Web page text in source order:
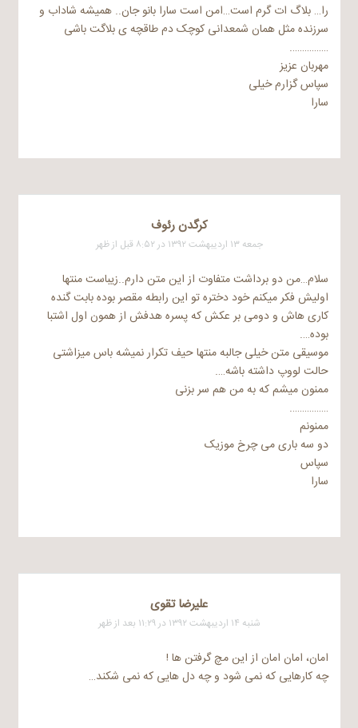
را… بلاگ ات گرم است…امن است سارا بانو جان.. همیشه شاداب و
سرزنده مثل همان شمعدانی کوچک دم طاقچه ی بلاگت باشی
…………….
مهربان عزیز
سپاس گزارم خیلی
سارا
کرگدن رئوف
جمعه ۱۳ اردیبهشت ۱۳۹۲ در ۸:۵۲ قبل از ظهر
سلام…من دو برداشت متفاوت از این متن دارم..زیباست منتها
اولیش فکر میکنم خود دختره تو این رابطه مقصر بوده بابت گنده
کاری هاش و دومی بر عکش که پسره هدفش از همون اول اشتبا
بوده….
موسیقی متن خیلی جالبه منتها حیف تکرار نمیشه باس میزاشتی
حالت لووپ داشته باشه….
ممنون میشم که به من هم سر بزنی
…………….
ممنونم
دو سه باری می چرخ موزیک
سپاس
سارا
علیرضا تقوی
شنبه ۱۴ اردیبهشت ۱۳۹۲ در ۱۱:۲۹ بعد از ظهر
امان، امان امان از این مچ گرفتن ها !
چه کارهایی که نمی شود و چه دل هایی که نمی شکند…